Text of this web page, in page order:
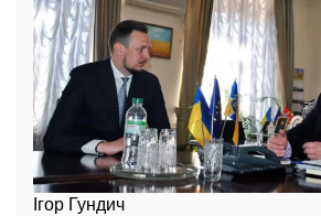
Ігор Гундич